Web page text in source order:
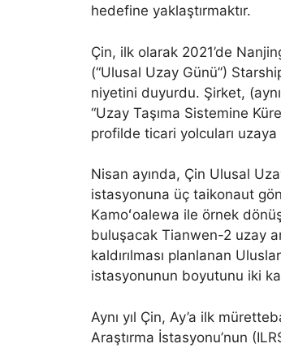
hedefine yaklaştırmaktır.
Çin, ilk olarak 2021’de
(“Ulusal Uzay Günü”)
niyetini duyurdu. Şirket,
“Uzay Taşıma Sistemine
profilde ticari yolcuları
Nisan ayında, Çin Ulusal
istasyonuna üç taikonaut
Kamoʻoalewa ile örnek
buluşacak Tianwen-2 uzay
kaldırılması planlanan
istasyonunun boyutunu iki
Aynı yıl Çin, Ay’a ilk
Araştırma İstasyonu’nun